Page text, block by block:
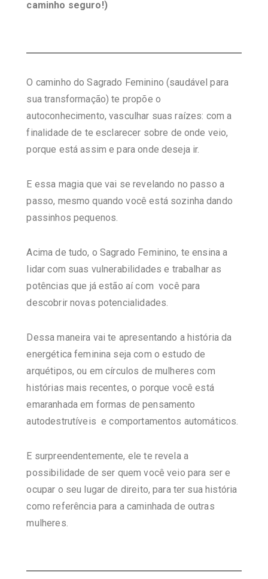
caminho seguro!)
O caminho do Sagrado Feminino (saudável para
sua transformação) te propõe o
autoconhecimento, vasculhar suas raízes: com a
finalidade de te esclarecer sobre de onde veio,
porque está assim e para onde deseja ir.
E essa magia que vai se revelando no passo a
passo, mesmo quando você está sozinha dando
passinhos pequenos.
Acima de tudo, o Sagrado Feminino, te ensina a
lidar com suas vulnerabilidades e trabalhar as
potências que já estão aí com você para
descobrir novas potencialidades.
Dessa maneira vai te apresentando a história da
energética feminina seja com o estudo de
arquétipos, ou em círculos de mulheres com
histórias mais recentes, o porque você está
emaranhada em formas de pensamento
autodestrutíveis e comportamentos automáticos.
E surpreendentemente, ele te revela a
possibilidade de ser quem você veio para ser e
ocupar o seu lugar de direito, para ter sua história
como referência para a caminhada de outras
mulheres.